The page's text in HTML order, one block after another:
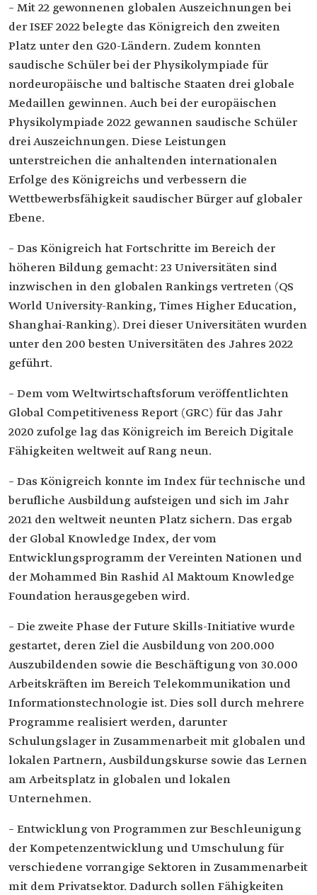
– Mit 22 gewonnenen globalen Auszeichnungen bei
der ISEF 2022 belegte das Königreich den zweiten
Platz unter den G20-Ländern. Zudem konnten
saudische Schüler bei der Physikolympiade für
nordeuropäische und baltische Staaten drei globale
Medaillen gewinnen. Auch bei der europäischen
Physikolympiade 2022 gewannen saudische Schüler
drei Auszeichnungen. Diese Leistungen
unterstreichen die anhaltenden internationalen
Erfolge des Königreichs und verbessern die
Wettbewerbsfähigkeit saudischer Bürger auf globaler
Ebene.
– Das Königreich hat Fortschritte im Bereich der
höheren Bildung gemacht: 23 Universitäten sind
inzwischen in den globalen Rankings vertreten (QS
World University-Ranking, Times Higher Education,
Shanghai-Ranking). Drei dieser Universitäten wurden
unter den 200 besten Universitäten des Jahres 2022
geführt.
– Dem vom Weltwirtschaftsforum veröffentlichten
Global Competitiveness Report (GRC) für das Jahr
2020 zufolge lag das Königreich im Bereich Digitale
Fähigkeiten weltweit auf Rang neun.
– Das Königreich konnte im Index für technische und
berufliche Ausbildung aufsteigen und sich im Jahr
2021 den weltweit neunten Platz sichern. Das ergab
der Global Knowledge Index, der vom
Entwicklungsprogramm der Vereinten Nationen und
der Mohammed Bin Rashid Al Maktoum Knowledge
Foundation herausgegeben wird.
– Die zweite Phase der Future Skills-Initiative wurde
gestartet, deren Ziel die Ausbildung von 200.000
Auszubildenden sowie die Beschäftigung von 30.000
Arbeitskräften im Bereich Telekommunikation und
Informationstechnologie ist. Dies soll durch mehrere
Programme realisiert werden, darunter
Schulungslager in Zusammenarbeit mit globalen und
lokalen Partnern, Ausbildungskurse sowie das Lernen
am Arbeitsplatz in globalen und lokalen
Unternehmen.
– Entwicklung von Programmen zur Beschleunigung
der Kompetenzentwicklung und Umschulung für
verschiedene vorrangige Sektoren in Zusammenarbeit
mit dem Privatsektor. Dadurch sollen Fähigkeiten